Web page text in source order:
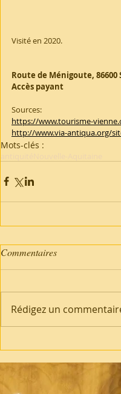
Visité en 2020.
Route de Ménigoute, 86600
Accès payant
Sources:
https://www.tourisme-
http://www.via-antiqua.org/
Mots-clés :
Commentaires
Rédigez un